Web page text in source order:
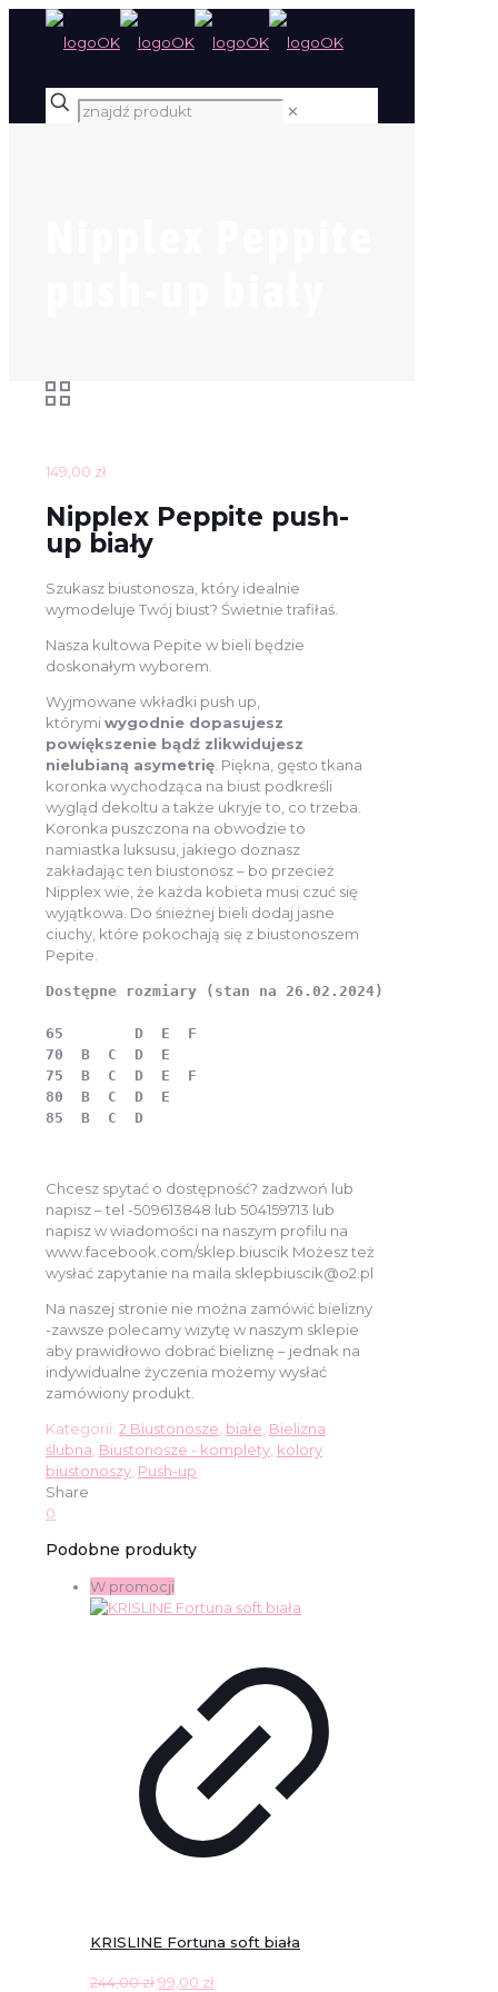
✕
149,00 zł
Nipplex Peppite push-
up biały
Szukasz biustonosza, który idealnie
wymodeluje Twój biust? Świetnie trafiłaś.
Nasza kultowa Pepite w bieli będzie
doskonałym wyborem.
Wyjmowane wkładki push up,
którymiwygodnie dopasujesz
powiększenie bądź zlikwidujesz
nielubianą asymetrię. Piękna, gęsto tkana
koronka wychodząca na biust podkreśli
wygląd dekoltu a także ukryje to, co trzeba.
Koronka puszczona na obwodzie to
namiastka luksusu, jakiego doznasz
zakładając ten biustonosz – bo przecież
Nipplex wie, że każda kobieta musi czuć się
wyjątkowa. Do śnieżnej bieli dodaj jasne
ciuchy, które pokochają się z biustonoszem
Pepite.
Dostępne rozmiary (stan na 26.02.2024)
65        D  E  F
70  B  C  D  E
75  B  C  D  E  F
80  B  C  D  E
85  B  C  D
Chcesz spytać o dostępność? zadzwoń lub
napisz – tel -509613848 lub 504159713 lub
napisz w wiadomości na naszym profilu na
www.facebook.com/sklep.biuscik Możesz też
wysłać zapytanie na maila sklepbiuscik@o2.pl
Na naszej stronie nie można zamówić bielizny
-zawsze polecamy wizytę w naszym sklepie
aby prawidłowo dobrać bieliznę – jednak na
indywidualne życzenia możemy wysłać
zamówiony produkt.
Kategorii: 2 Biustonosze, białe, Bielizna
ślubna, Biustonosze - komplety, kolory
biustonoszy, Push-up
Share
0
Podobne produkty
W promocji
KRISLINE Fortuna soft biała
244,00złPierwotna
99,00 złAktualna